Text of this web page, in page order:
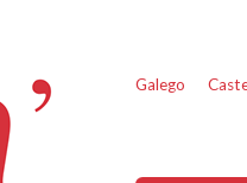
Galego